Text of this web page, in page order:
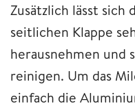
Zusätzlich lässt sich
seitlichen Klappe
herausnehmen und
reinigen. Um das
einfach die